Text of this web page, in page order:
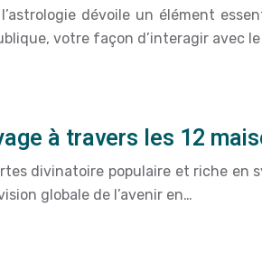
dévoile un élément
votre façon d’interagir avec
à travers les 12
divinatoire populaire et riche
globale de l’avenir en…